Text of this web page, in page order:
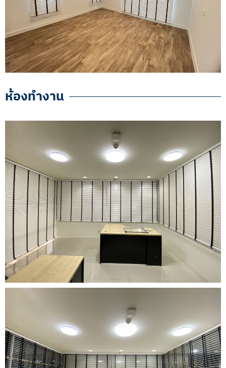
ห้องทำงาน